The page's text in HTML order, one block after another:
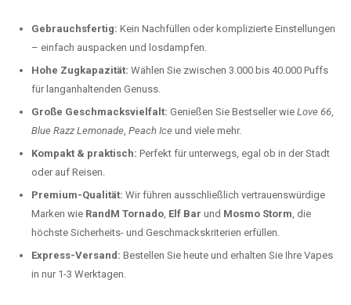
Gebrauchsfertig: Kein Nachfüllen oder komplizierte Einstellungen
– einfach auspacken und losdampfen.
Hohe Zugkapazität: Wählen Sie zwischen 3.000 bis 40.000 Puffs
für langanhaltenden Genuss.
Große Geschmacksvielfalt: Genießen Sie Bestseller wie Love 66,
Blue Razz Lemonade, Peach Ice und viele mehr.
Kompakt & praktisch: Perfekt für unterwegs, egal ob in der Stadt
oder auf Reisen.
Premium-Qualität: Wir führen ausschließlich vertrauenswürdige
Marken wie RandM Tornado, Elf Bar und Mosmo Storm, die
höchste Sicherheits- und Geschmackskriterien erfüllen.
Express-Versand: Bestellen Sie heute und erhalten Sie Ihre Vapes
in nur 1-3 Werktagen.